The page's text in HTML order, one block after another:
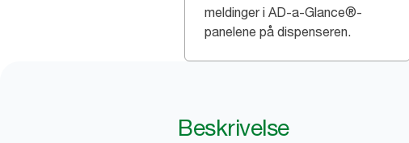
meldinger i AD-a-Glance®-
panelene på dispenseren.
Beskrivelse